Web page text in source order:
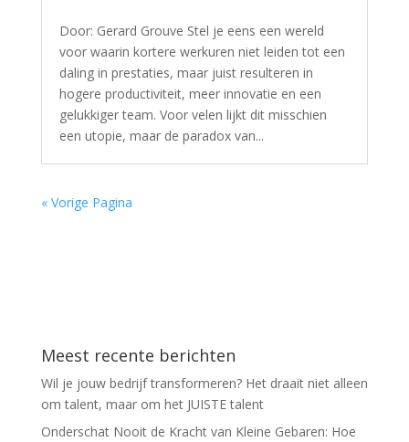
Door: Gerard Grouve Stel je eens een wereld
voor waarin kortere werkuren niet leiden tot een
daling in prestaties, maar juist resulteren in
hogere productiviteit, meer innovatie en een
gelukkiger team. Voor velen lijkt dit misschien
een utopie, maar de paradox van...
« Vorige Pagina
Meest recente berichten
Wil je jouw bedrijf transformeren? Het draait niet alleen
om talent, maar om het JUISTE talent
Onderschat Nooit de Kracht van Kleine Gebaren: Hoe